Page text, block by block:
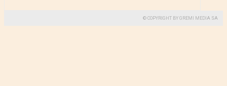
© COPYRIGHT BY GREMI MEDIA SA